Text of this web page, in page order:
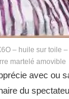
– huile sur toile
martelé amovible
avec ou
du